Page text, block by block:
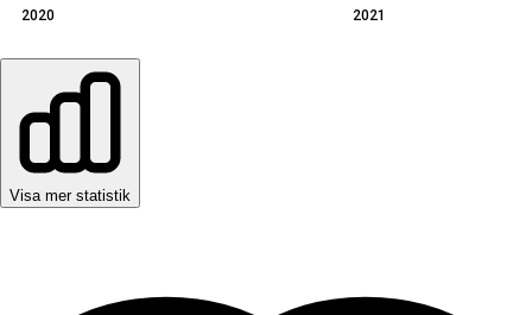
2020 2021
Visa mer statistik